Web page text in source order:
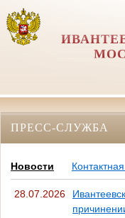
ПРЕСС-СЛУЖБА
Новости
28.07.2026